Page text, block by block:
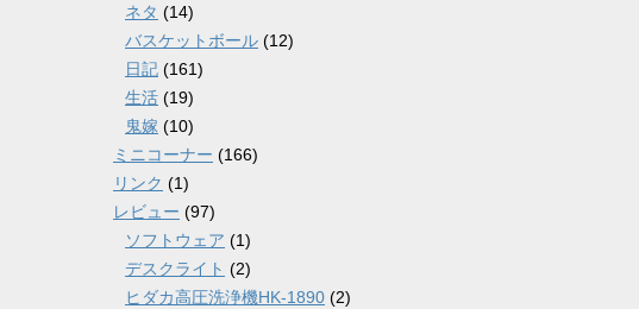
ネタ (14)
バスケットボール (12)
日記 (161)
生活 (19)
鬼嫁 (10)
ミニコーナー (166)
リンク (1)
レビュー (97)
ソフトウェア (1)
デスクライト (2)
ヒダカ高圧洗浄機HK-1890 (2)